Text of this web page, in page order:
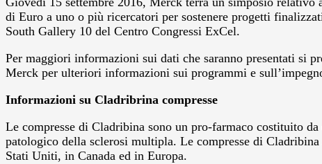
di Euro a uno o più ricercatori per sostenere progetti
South Gallery 10 del Centro Congressi ExCel.
Per maggiori informazioni sui dati che saranno presentati si
Merck per ulteriori informazioni sui programmi e
Informazioni su Cladribrina compresse
Le compresse di Cladribina sono un pro-farmaco costituito
patologico della sclerosi multipla. Le compresse di
Stati Uniti, in Canada ed in Europa.